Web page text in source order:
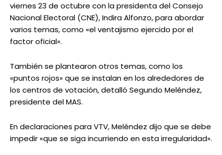
viernes 23 de octubre con la presidenta del Consejo
Nacional Electoral (CNE), Indira Alfonzo, para abordar
varios temas, como «el ventajismo ejercido por el
factor oficial».
También se plantearon otros temas, como los
«puntos rojos» que se instalan en los alrededores de
los centros de votación, detalló Segundo Meléndez,
presidente del MAS.
En declaraciones para VTV, Meléndez dijo que se debe
impedir «que se siga incurriendo en esta irregularidad».